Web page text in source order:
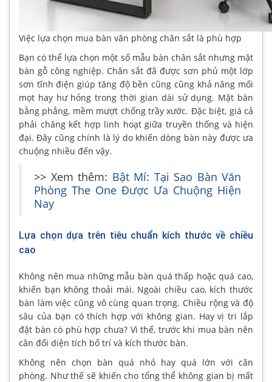
Việc lựa chọn mua bàn văn phòng chân sắt là phù hợp
Bạn có thể lựa chọn một số mẫu bàn chân sắt nhưng mặt
bàn gỗ công nghiệp. Chân sắt đã được sơn phủ một lớp
sơn tĩnh điện giúp tăng độ bền cũng cũng khả năng mối
mọt hay hư hỏng trong thời gian dài sử dụng. Mặt bàn
bằng phẳng, mềm mượt chống trầy xước. Đặc biệt, giá cả
phải chăng kết hợp linh hoạt giữa truyền thống và hiện
đại. Đây cũng chính là lý do khiến dòng bàn này được ưa
chuộng nhiều đến vậy.
>> Xem thêm: Bật Mí: Tại Sao Bàn Văn
Phòng The One Được Ưa Chuộng Hiện
Nay
Lựa chọn dựa trên tiêu chuẩn kích thước về chiều
cao
Không nên mua những mẫu bàn quá thấp hoặc quá cao,
khiến bạn không thoải mái. Ngoài chiều cao, kích thước
bàn làm việc cũng vô cùng quan trọng. Chiều rộng và độ
sâu của bạn có thích hợp với không gian. Hay vị tri lắp
đặt bàn có phù hợp chưa? Vì thế, trước khi mua bàn nên
cân đối diện tích bố trí và kích thước bàn.
Không nên chọn bàn quá nhỏ hay quá lớn với căn
phòng. Như thế sẽ khiến cho tổng thể không gian bị mất